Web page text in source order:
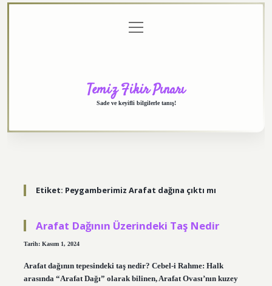
menüyü
aç
Temiz Fikir Pınarı
Sade ve keyifli bilgilerle tanış!
Etiket: Peygamberimiz Arafat dağına çıktı mı
Arafat Dağının Üzerindeki Taş Nedir
Tarih: Kasım 1, 2024
Arafat dağının tepesindeki taş nedir? Cebel-i Rahme: Halk
arasında “Arafat Dağı” olarak bilinen, Arafat Ovası’nın kuzey